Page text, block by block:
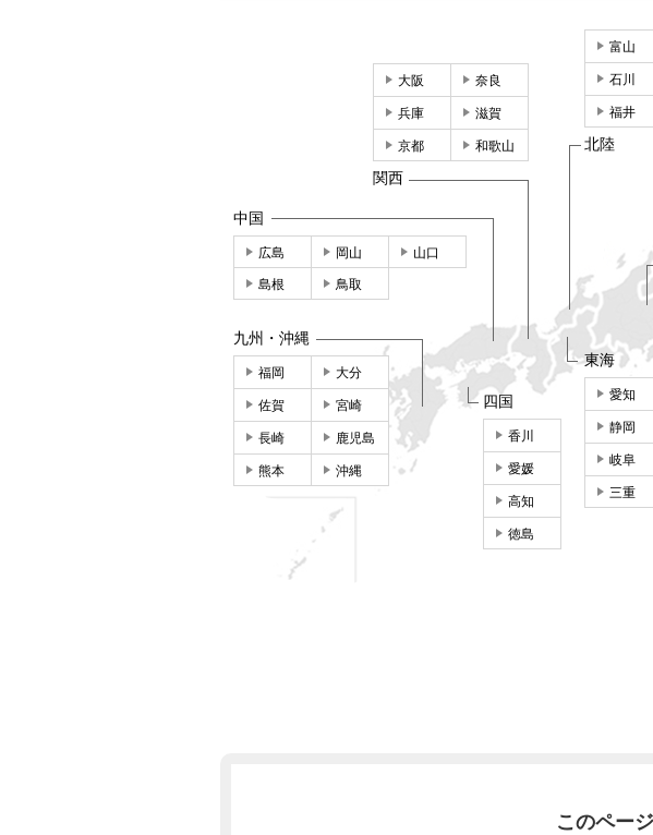
東海
愛知
静岡
岐阜
三重
富山
石川
福井
北陸
大阪 奈良
兵庫 滋賀
京都 和歌山
関西
中国
広島 岡山 山口
島根 鳥取
四国
香川
愛媛
高知
徳島
九州・沖縄
福岡 大分
佐賀 宮崎
長崎 鹿児島
熊本 沖縄
このペー